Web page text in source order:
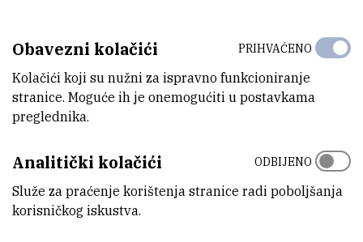
STANJE OPREME
potpuno funkcionalan
Biologija , Geofizika , Kemija
VANJSKI LINK ZA KAPITALNU OPREMU
Vidi na croris.hr
Obavezni kolačići
Kolačići koji su nužni za ispravno funkcioniranje
stranice. Moguće ih je onemogućiti u postavkama
preglednika.
PRIHVAĆENO
Analitički kolačići
Služe za praćenje korištenja stranice radi poboljšanja
korisničkog iskustva.
ODBIJENO